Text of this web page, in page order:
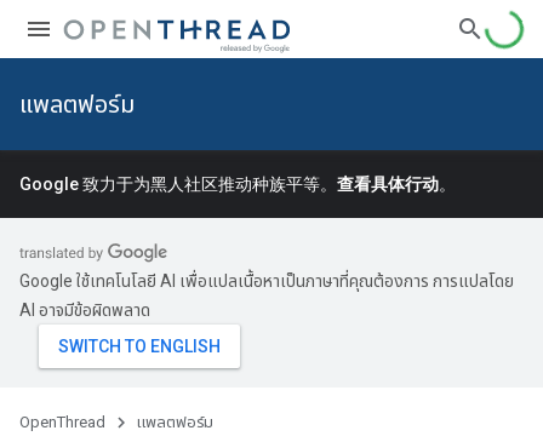
แพลตฟอร์ม
Google 致力于为黑人社区推动种族平等。 查看具体行动。
Google ใช้เทคโนโลยี AI เพื่อแปลเนื้อหาเป็นภาษาที่คุณต้องการ การแปลโดย
AI อาจมีข้อผิดพลาด
OpenThread แพลตฟอร์ม